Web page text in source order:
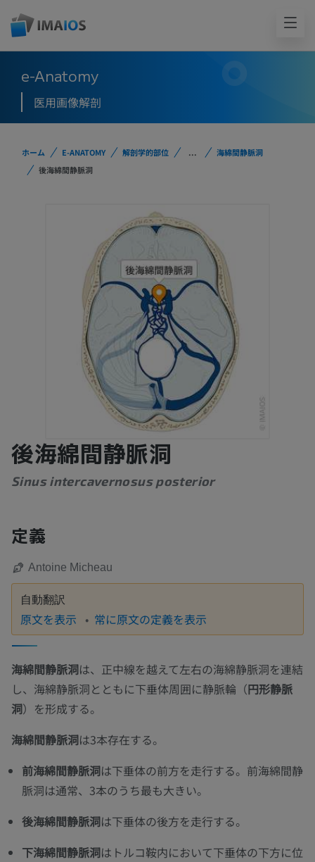
e-Anatomy
医用画像解剖
ホーム E-ANATOMY 解剖学的部位 ...
海綿間静脈洞
後海綿間静脈洞
後海綿間静脈洞
Sinus intercavernosus posterior
定義
Antoine Micheau
自動翻訳
原文を表示 常に原文の定義を表示
海綿間静脈洞は、正中線を越えて左右の海綿静脈洞を連結
し、海綿静脈洞とともに下垂体周囲に静脈輪（円形静脈
洞）を形成する。
海綿間静脈洞は3本存在する。
前海綿間静脈洞は下垂体の前方を走行する。前海綿間静
脈洞は通常、3本のうち最も大きい。
後海綿間静脈洞は下垂体の後方を走行する。
下海綿間静脈洞はトルコ鞍内において下垂体の下方に位